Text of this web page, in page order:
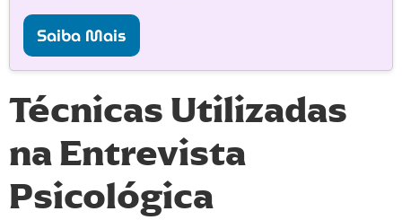
Saiba Mais
Técnicas Utilizadas
na Entrevista
Psicológica